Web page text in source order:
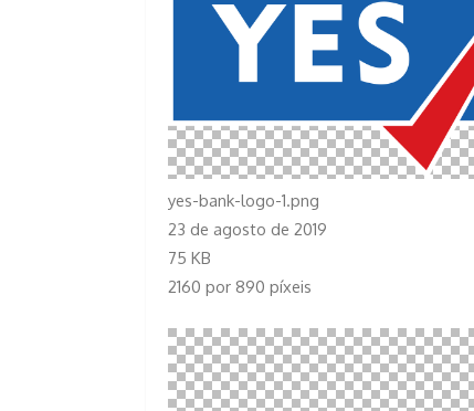
yes-bank-logo-1.png
23 de agosto de 2019
75 KB
2160 por 890 píxeis